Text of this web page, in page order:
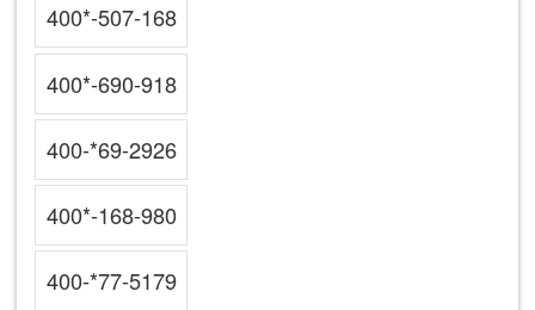
400*-507-168
400*-690-918
400-*69-2926
400*-168-980
400-*77-5179